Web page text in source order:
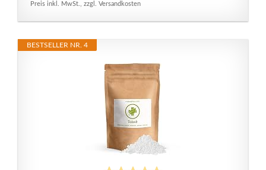
Preis inkl. MwSt., zzgl. Versandkosten
BESTSELLER NR. 4